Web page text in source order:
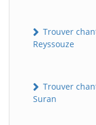
Trouver
Reyssouze
Trouver
Suran